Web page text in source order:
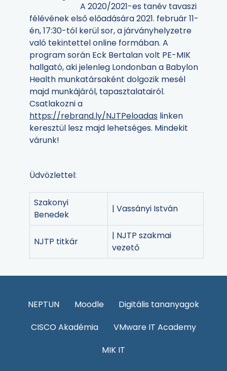
A 2020/2021-es tanév tavaszi
félévének első előadására 2021. február 11-
én, 17:30-tól kerül sor, a járványhelyzetre
való tekintettel online formában. A
program során Eck Bertalan volt PE-MIK
hallgató, aki jelenleg Londonban a Babylon
Health munkatársaként dolgozik mesél
majd munkájáról, tapasztalatairól.
Csatlakozni a
https://rebrand.ly/NJTPeloadas linken
keresztül lesz majd lehetséges. Mindekit
várunk!
Üdvözlettel:
Szakonyi
Benedek
| Vassányi István
NJTP titkár
| NJTP szakmai
vezető
NEPTUN Moodle
Digitális tananyagok
CISCO Akadémia
VMware IT Academy
MIK IT